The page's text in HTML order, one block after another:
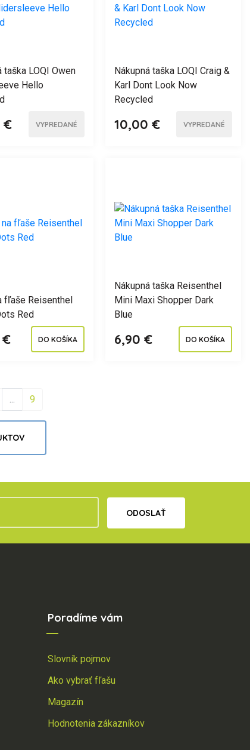
taška LOQI Owen
Hello
€ VYPREDANÉ
Nákupná taška LOQI Craig &
Karl Dont Look Now
Recycled
10,00 € VYPREDANÉ
fľaše Reisenthel
Red
€ DO KOŠÍKA
Nákupná taška Reisenthel
Mini Maxi Shopper Dark
Blue
6,90 € DO KOŠÍKA
... 9
ODOSLAŤ
Poradíme vám
Slovník pojmov
Ako vybrať fľašu
Magazín
Hodnotenia zákazníkov